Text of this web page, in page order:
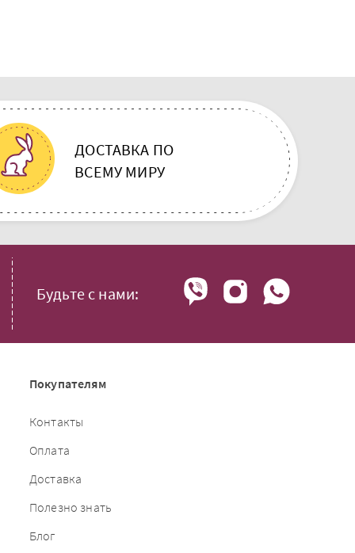
ДОСТАВКА ПО
ВСЕМУ МИРУ
Будьте с нами:
Покупателям
Контакты
Оплата
Доставка
Полезно знать
Блог